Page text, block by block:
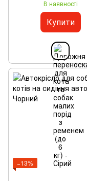
В наявності
Купити
−13%